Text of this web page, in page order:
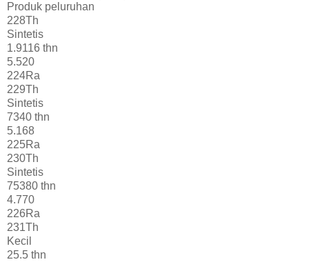
Produk peluruhan
228Th
Sintetis
1.9116 thn
5.520
224Ra
229Th
Sintetis
7340 thn
5.168
225Ra
230Th
Sintetis
75380 thn
4.770
226Ra
231Th
Kecil
25.5 thn